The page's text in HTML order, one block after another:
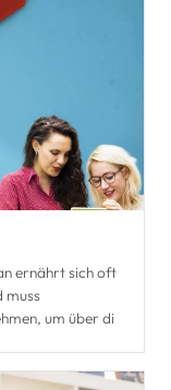
ernährt sich oft
muss
um über di